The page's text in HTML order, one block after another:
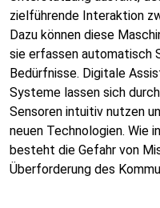
zielführende Interaktion
Dazu können diese
sie erfassen automatisch
Bedürfnisse. Digitale
Systeme lassen sich
Sensoren intuitiv nutzen
neuen Technologien. Wie
besteht die Gefahr von
Überforderung des